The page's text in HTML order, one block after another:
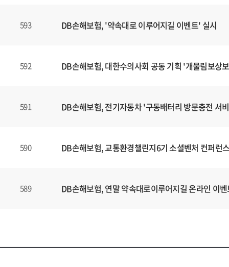
593 DB손해보험, '약속대로 이루어지길 이벤트' 실시
592 DB손해보험, 대한수의사회 공동 기획 '개물림보상
591 DB손해보험, 전기자동차 '구동배터리 방문충전 서
590 DB손해보험, 교통환경챌린지6기 소셜벤처 컨퍼런
589 DB손해보험, 연말 약속대로이루어지길 온라인 이